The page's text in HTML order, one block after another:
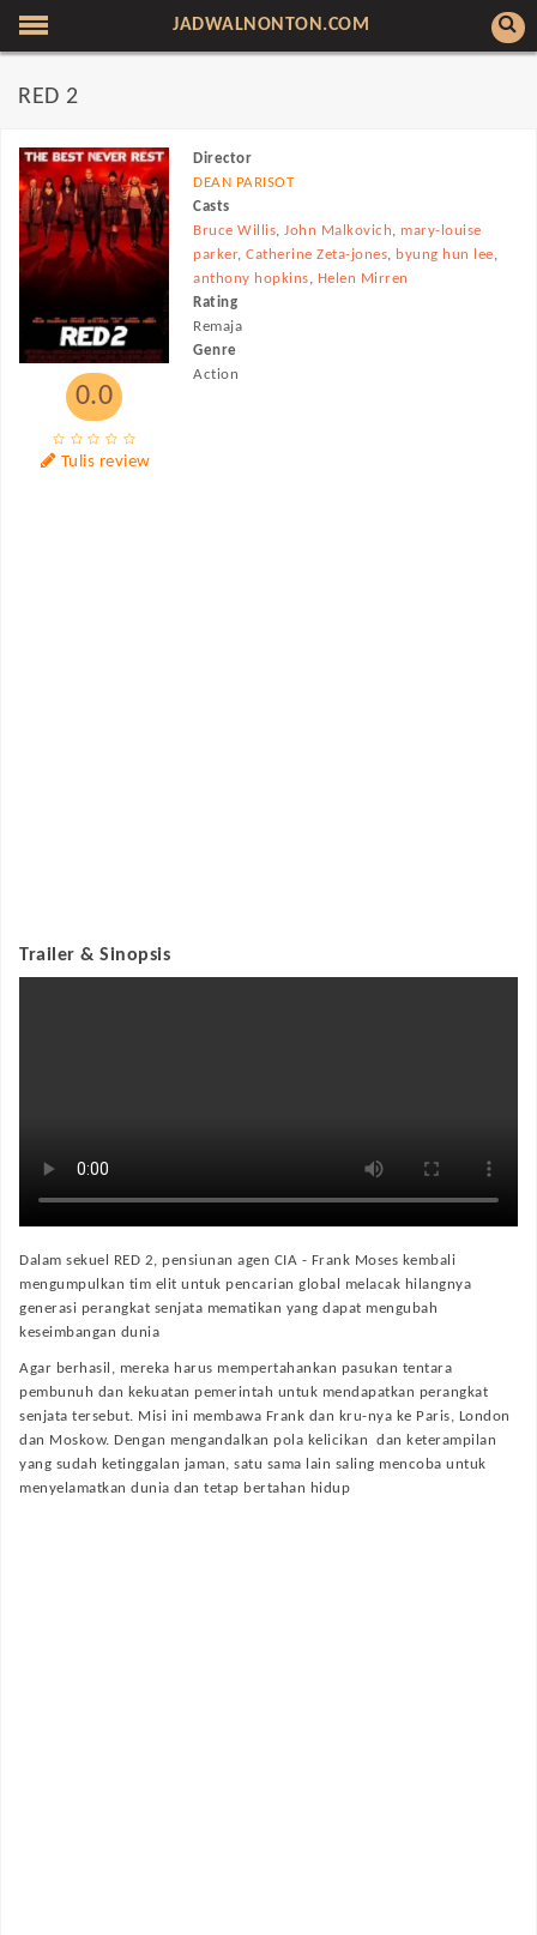
JADWALNONTON.COM
RED 2
0.0
Tulis review
Director
DEAN PARISOT
Casts
Bruce Willis,John Malkovich, mary-louise
parker,Catherine Zeta-jones, byung hun lee,
anthony hopkins, Helen Mirren
Rating
Remaja
Genre
Action
Trailer & Sinopsis
Dalam sekuel RED 2, pensiunan agen CIA - Frank Moses kembali
mengumpulkan tim elit untuk pencarian global melacak hilangnya
generasi perangkat senjata mematikan yang dapat mengubah
keseimbangan dunia
Agar berhasil, mereka harus mempertahankan pasukan tentara
pembunuh dan kekuatan pemerintah untuk mendapatkan perangkat
senjata tersebut. Misi ini membawa Frank dan kru-nya ke Paris, London
dan Moskow. Dengan mengandalkan pola kelicikan dan keterampilan
yang sudah ketinggalan jaman, satu sama lain saling mencoba untuk
menyelamatkan dunia dan tetap bertahan hidup